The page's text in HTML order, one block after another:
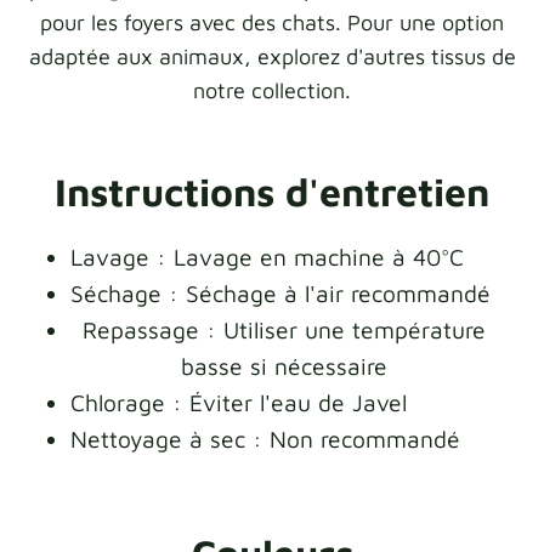
pour les foyers avec des chats. Pour une option
adaptée aux animaux, explorez d'autres tissus de
notre collection.
Instructions d'entretien
Lavage : Lavage en machine à 40°C
Séchage : Séchage à l'air recommandé
Repassage : Utiliser une température
basse si nécessaire
Chlorage : Éviter l'eau de Javel
Nettoyage à sec : Non recommandé